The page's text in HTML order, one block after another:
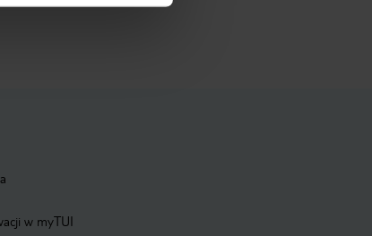
w myTUI